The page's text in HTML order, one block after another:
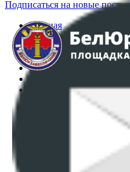
Подписаться на новые
Главная
Аукционы
Интернет-магазин
Регламент организации
Политика в отношении
ПОЛОЖЕНИЕ О
Настройки cookie-